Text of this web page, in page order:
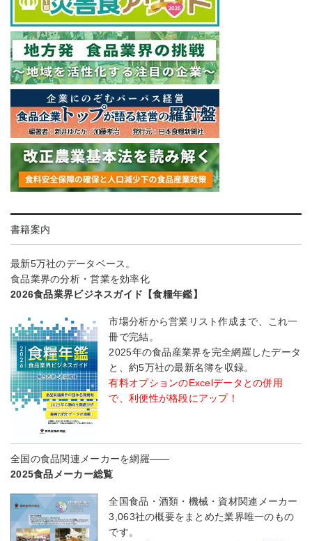
書籍案内
最新5万社のデータベース。
食品業界の分析・営業を効率化
2026食品業界ビジネスガイド【食糧年鑑】
市場分析から営業リスト作成まで、これ一
冊で完結。
2025年の食品産業界を完全網羅したデータ
と、約5万社の最新名簿を収録。
有料オプションのExcelデータとの併用
で、利便性が格段にアップ！
全国の食品関連メーカーを網羅――
2025食品メーカー総覧
全国食品・酒類・機械・資材関連メーカー
3,063社の概要をまとめた業界唯一のもの
です。